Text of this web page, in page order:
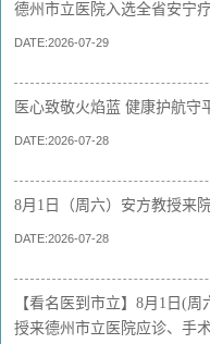
德州市立医院入选全省安宁
DATE:2026-07-29
医心致敬火焰蓝 健康护航守
DATE:2026-07-28
8月1日（周六）安方教授来
DATE:2026-07-28
【看名医到市立】8月1日(
授来德州市立医院应诊、手